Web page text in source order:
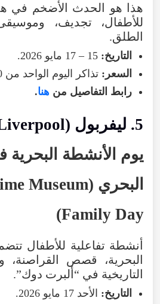
هذا هو الحدث الأضخم في
للأطفال، تجديف،
الطلق.
التاريخ: مايو 2026
.
السعر : تذاكر اليوم الواحد من
رابط التفاصيل من هنا.
5
. ليفربول (
يوم الأنشطة البحرية
البحري (
Museum
Family Day
)
أنشطة تفاعلية للأطفال
البحرية، قصص القراصنة،
التاريخية في “ألبرت دوك”.
التاريخ: الأحد مايو 2026
.